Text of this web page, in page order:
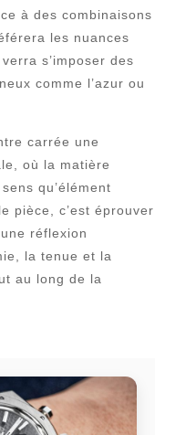
à des combinaisons
les nuances
s’imposer des
comme l’azur ou
carrée une
où la matière
qu’élément
pièce, c’est éprouver
réflexion
la tenue et la
au long de la